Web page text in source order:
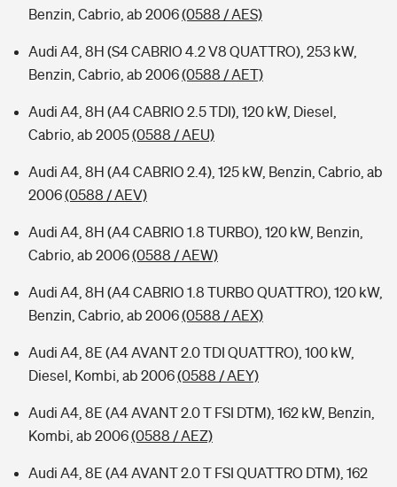
Benzin, Cabrio, ab 2006(0588 / AES)
Audi A4, 8H (S4 CABRIO 4.2 V8 QUATTRO), 253 kW,
Benzin, Cabrio, ab 2006(0588 / AET)
Audi A4, 8H (A4 CABRIO 2.5 TDI), 120 kW, Diesel,
Cabrio, ab 2005(0588 / AEU)
Audi A4, 8H (A4 CABRIO 2.4), 125 kW, Benzin, Cabrio, ab
2006(0588 / AEV)
Audi A4, 8H (A4 CABRIO 1.8 TURBO), 120 kW, Benzin,
Cabrio, ab 2006(0588 / AEW)
Audi A4, 8H (A4 CABRIO 1.8 TURBO QUATTRO), 120 kW,
Benzin, Cabrio, ab 2006(0588 / AEX)
Audi A4, 8E (A4 AVANT 2.0 TDI QUATTRO), 100 kW,
Diesel, Kombi, ab 2006(0588 / AEY)
Audi A4, 8E (A4 AVANT 2.0 T FSI DTM), 162 kW, Benzin,
Kombi, ab 2006(0588 / AEZ)
Audi A4, 8E (A4 AVANT 2.0 T FSI QUATTRO DTM), 162